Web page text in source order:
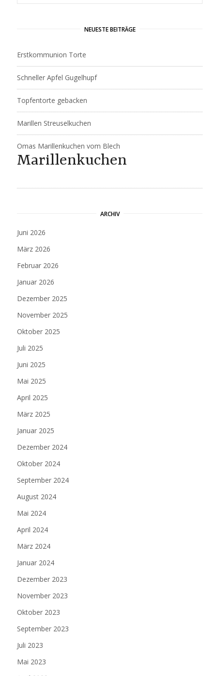
NEUESTE BEITRÄGE
Erstkommunion Torte
Schneller Apfel Gugelhupf
Topfentorte gebacken
Marillen Streuselkuchen
Omas Marillenkuchen vom Blech
Marillenkuchen
ARCHIV
Juni 2026
März 2026
Februar 2026
Januar 2026
Dezember 2025
November 2025
Oktober 2025
Juli 2025
Juni 2025
Mai 2025
April 2025
März 2025
Januar 2025
Dezember 2024
Oktober 2024
September 2024
August 2024
Mai 2024
April 2024
März 2024
Januar 2024
Dezember 2023
November 2023
Oktober 2023
September 2023
Juli 2023
Mai 2023